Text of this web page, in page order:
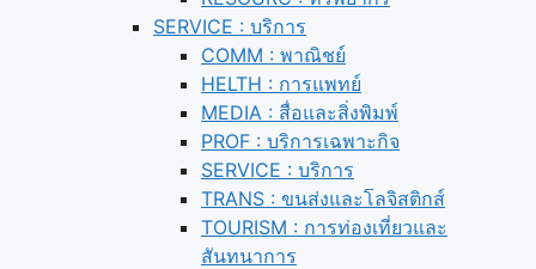
SERVICE : บริการ
COMM : พาณิชย์
HELTH : การแพทย์
MEDIA : สื่อและสิ่งพิมพ์
PROF : บริการเฉพาะกิจ
SERVICE : บริการ
TRANS : ขนส่งและโลจิสติกส์
TOURISM : การท่องเที่ยวและ
สันทนาการ